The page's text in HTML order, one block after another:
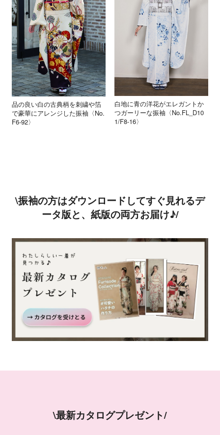
品の良い白の古典柄を刺繍や箔
で豪華にアレンジした振袖〈No.
F6-92〉
白地に青の洋花がエレガントか
つガーリーな振袖〈No.FL_D10
1/F8-16〉
\振袖の方はダウンロードしてすぐ見れるデ
ータ版と、紙版の両方お届け♪/
\最新カタログプレゼント/